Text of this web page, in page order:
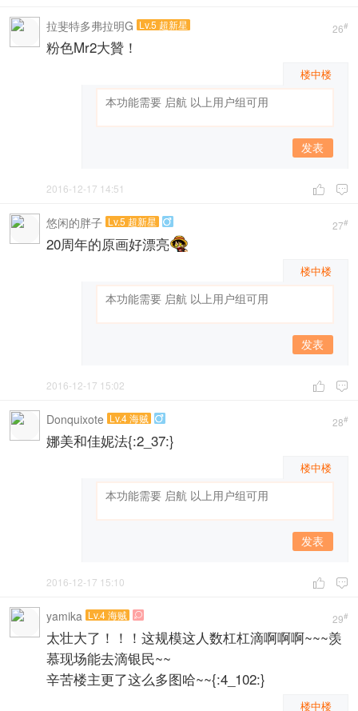
26#
拉斐特多弗拉明G Lv.5 超新星
粉色Mr2大贊！
楼中楼
发表
 
2016-12-17 14:51
27#
悠闲的胖子 Lv.5 超新星 
20周年的原画好漂亮
楼中楼
发表
 
2016-12-17 15:02
28#
Donquixote Lv.4 海贼 
娜美和佳妮法{:2_37:}
楼中楼
发表
 
2016-12-17 15:10
29#
yamika Lv.4 海贼 
太壮大了！！！这规模这人数杠杠滴啊啊啊~~~羡
慕现场能去滴银民~~
辛苦楼主更了这么多图哈~~{:4_102:}
楼中楼